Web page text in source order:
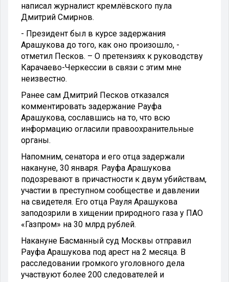
написал журналист кремлёвского пула
Дмитрий Смирнов.
- Президент был в курсе задержания
Арашукова до того, как оно произошло, -
отметил Песков. – О претензиях к руководству
Карачаево-Черкессии в связи с этим мне
неизвестно.
Ранее сам Дмитрий Песков отказался
комментировать задержание Рауфа
Арашукова, сославшись на то, что всю
информацию огласили правоохранительные
органы.
Напомним, сенатора и его отца задержали
накануне, 30 января. Рауфа Арашукова
подозревают в причастности к двум убийствам,
участии в преступном сообществе и давлении
на свидетеля. Его отца Рауля Арашукова
заподозрили в хищении природного газа у ПАО
«Газпром» на 30 млрд рублей.
Накануне Басманный суд Москвы отправил
Рауфа Арашукова под арест на 2 месяца. В
расследовании громкого уголовного дела
участвуют более 200 следователей и